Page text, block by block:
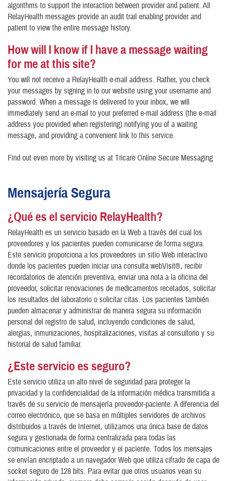
algorithms to support the interaction between provider and patient. All
RelayHealth messages provide an audit trail enabling provider and
patient to view the entire message history.
How will I know if I have a message waiting
for me at this site?
You will not receive a RelayHealth e-mail address. Rather, you check
your messages by signing in to our website using your username and
password. When a message is delivered to your inbox, we will
immediately send an e-mail to your preferred e-mail address (the e-mail
address you provided when registering) notifying you of a waiting
message, and providing a convenient link to this service.
Find out even more by visiting us at Tricare Online Secure Messaging
Mensajería Segura
¿Qué es el servicio RelayHealth?
RelayHealth es un servicio basado en la Web a través del cual los
proveedores y los pacientes pueden comunicarse de forma segura.
Este servicio proporciona a los proveedores un sitio Web interactivo
donde los pacientes pueden iniciar una consulta webVisit®, recibir
recordatorios de atención preventiva, enviar una nota a la oficina del
proveedor, solicitar renovaciones de medicamentos recetados, solicitar
los resultados del laboratorio o solicitar citas. Los pacientes también
pueden almacenar y administrar de manera segura su información
personal del registro de salud, incluyendo condiciones de salud,
alergias, inmunizaciones, hospitalizaciones, visitas al consultorio y su
historial de salud familiar.
¿Este servicio es seguro?
Este servicio utiliza un alto nivel de seguridad para proteger la
privacidad y la confidencialidad de la información médica transmitida a
través de su servicio de mensajería proveedor-paciente. A diferencia del
correo electrónico, que se basa en múltiples servidores de archivos
distribuidos a través de Internet, utilizamos una única base de datos
segura y gestionada de forma centralizada para todas las
comunicaciones entre el proveedor y el paciente. Todos los mensajes
se envían encriptado a un navegador Web que utiliza cifrado de capa de
socket seguro de 128 bits. Para evitar que otros usuarios vean su